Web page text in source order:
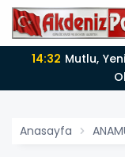
14:12Anamur'da Kasten öldürmeye teşebbüs şüphelisi
Anasayfa